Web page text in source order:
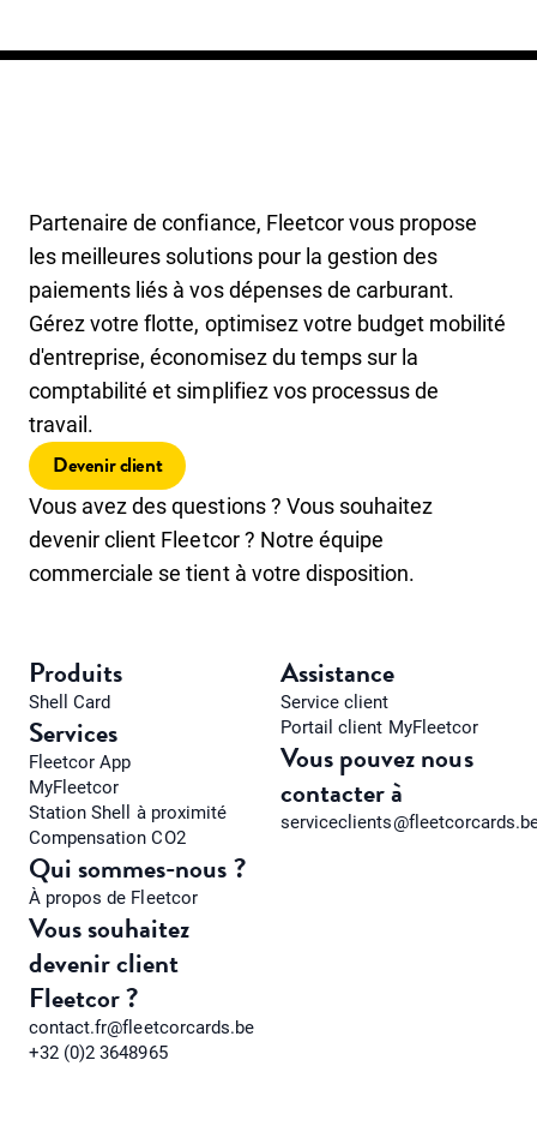
Partenaire de confiance, Fleetcor vous propose
les meilleures solutions pour la gestion des
paiements liés à vos dépenses de carburant.
Gérez votre flotte, optimisez votre budget mobilité
d'entreprise, économisez du temps sur la
comptabilité et simplifiez vos processus de
travail.
Devenir client
Vous avez des questions ? Vous souhaitez
devenir client Fleetcor ? Notre équipe
commerciale se tient à votre disposition.
Produits
Shell Card
Services
Fleetcor App
MyFleetcor
Station Shell à proximité
Compensation CO2
Assistance
Service client
Portail client MyFleetcor
Vous pouvez nous
contacter à
Qui sommes-nous ?
À propos de Fleetcor
Vous souhaitez
devenir client
Fleetcor ?
contact.fr@fleetcorcards.be
+32 (0)2 3648965